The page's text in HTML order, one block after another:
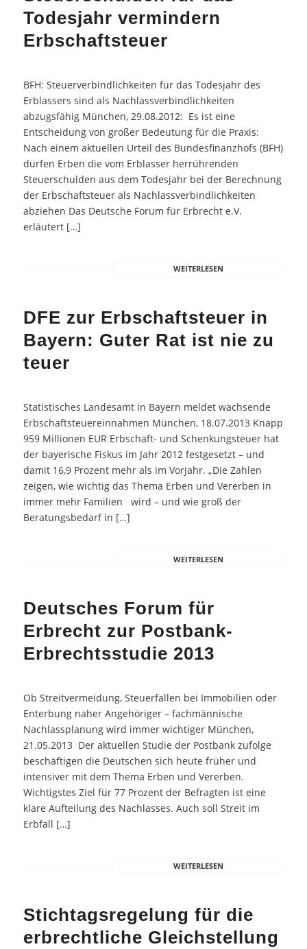
Todesjahr vermindern
Erbschaftsteuer
BFH: Steuerverbindlichkeiten für das Todesjahr des
Erblassers sind als Nachlassverbindlichkeiten
abzugsfähig München, 29.08.2012: Es ist eine
Entscheidung von großer Bedeutung für die Praxis:
Nach einem aktuellen Urteil des Bundesfinanzhofs (BFH)
dürfen Erben die vom Erblasser herrührenden
Steuerschulden aus dem Todesjahr bei der Berechnung
der Erbschaftsteuer als Nachlassverbindlichkeiten
abziehen Das Deutsche Forum für Erbrecht e.V.
erläutert […]
WEITERLESEN
DFE zur Erbschaftsteuer in
Bayern: Guter Rat ist nie zu
teuer
Statistisches Landesamt in Bayern meldet wachsende
Erbschaftsteuereinnahmen München, 18.07.2013 Knapp
959 Millionen EUR Erbschaft- und Schenkungsteuer hat
der bayerische Fiskus im Jahr 2012 festgesetzt – und
damit 16,9 Prozent mehr als im Vorjahr. „Die Zahlen
zeigen, wie wichtig das Thema Erben und Vererben in
immer mehr Familien wird – und wie groß der
Beratungsbedarf in […]
WEITERLESEN
Deutsches Forum für
Erbrecht zur Postbank-
Erbrechtsstudie 2013
Ob Streitvermeidung, Steuerfallen bei Immobilien oder
Enterbung naher Angehöriger – fachmännische
Nachlassplanung wird immer wichtiger München,
21.05.2013 Der aktuellen Studie der Postbank zufolge
beschäftigen die Deutschen sich heute früher und
intensiver mit dem Thema Erben und Vererben.
Wichtigstes Ziel für 77 Prozent der Befragten ist eine
klare Aufteilung des Nachlasses. Auch soll Streit im
Erbfall […]
WEITERLESEN
Stichtagsregelung für die
erbrechtliche Gleichstellung